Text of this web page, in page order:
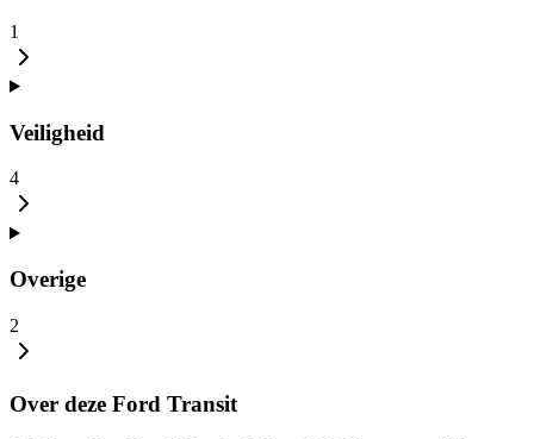
1
Veiligheid
4
Overige
2
Over deze Ford Transit